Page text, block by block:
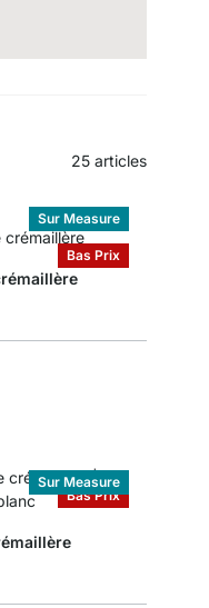
25 articles
Bas Prix
Sur Measure
Bas Prix
Sur Measure